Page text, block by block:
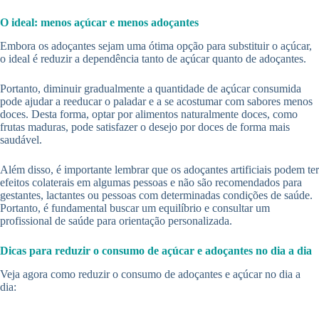
O ideal: menos açúcar e menos adoçantes
Embora os adoçantes sejam uma ótima opção para substituir o açúcar,
o ideal é reduzir a dependência tanto de açúcar quanto de adoçantes.
Portanto, diminuir gradualmente a quantidade de açúcar consumida
pode ajudar a reeducar o paladar e a se acostumar com sabores menos
doces. Desta forma, optar por alimentos naturalmente doces, como
frutas maduras, pode satisfazer o desejo por doces de forma mais
saudável.
Além disso, é importante lembrar que os adoçantes artificiais podem ter
efeitos colaterais em algumas pessoas e não são recomendados para
gestantes, lactantes ou pessoas com determinadas condições de saúde.
Portanto, é fundamental buscar um equilíbrio e consultar um
profissional de saúde para orientação personalizada.
Dicas para reduzir o consumo de açúcar e adoçantes no dia a dia
Veja agora como reduzir o consumo de adoçantes e açúcar no dia a
dia: